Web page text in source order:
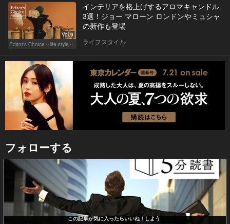
Vol.9
Editor's Choice～life style～
インテリアを格上げするアロマキャンドル
3選！ジョー マローン ロンドンやミュシャ
の新作も登場
ライフスタイル
フォローする
この記事が気に入ったらいいね！しよう